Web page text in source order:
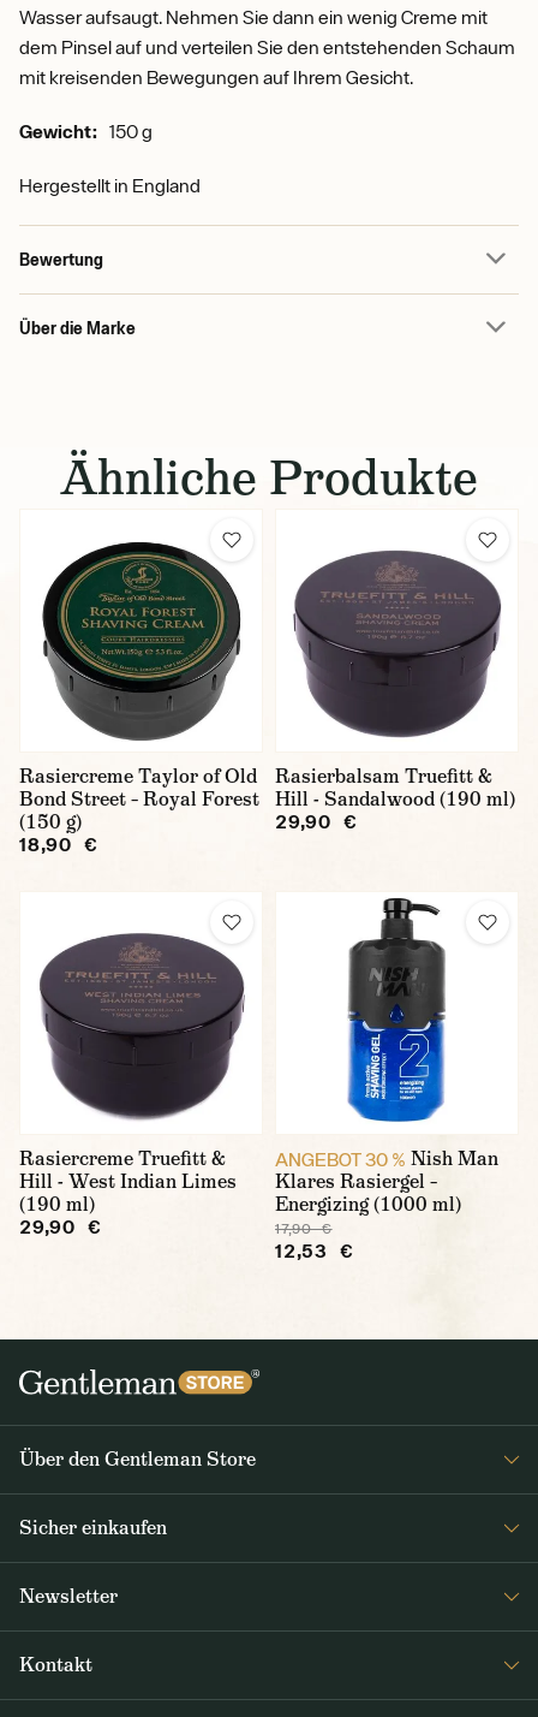
Wasser aufsaugt. Nehmen Sie dann ein wenig Creme mit
dem Pinsel auf und verteilen Sie den entstehenden Schaum
mit kreisenden Bewegungen auf Ihrem Gesicht.
Gewicht: 150 g
Hergestellt in England
Bewertung
Über die Marke
Ähnliche Produkte
Rasiercreme Taylor of Old
Bond Street – Royal Forest
(150 g)
18,90 €
Rasierbalsam Truefitt &
Hill - Sandalwood (190 ml)
29,90 €
Rasiercreme Truefitt &
Hill - West Indian Limes
(190 ml)
29,90 €
ANGEBOT 30 % Nish Man
Klares Rasiergel –
Energizing (1000 ml)
17,90 €
12,53 €
Über den Gentleman Store
Journal
Sicher einkaufen
AGB / Datenschutz
Newsletter
Gentleman Store sowie Nachrichten über neue Produkte und
Sonderangebote
Kontakt